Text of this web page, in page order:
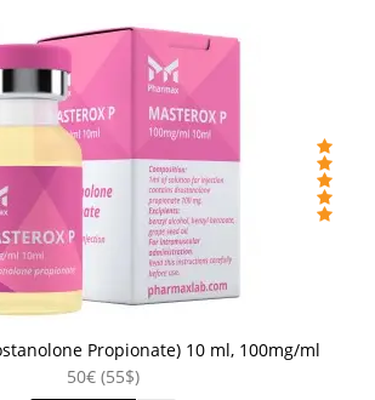
Propionate) 10 ml, 100mg/ml
50€ (55$)